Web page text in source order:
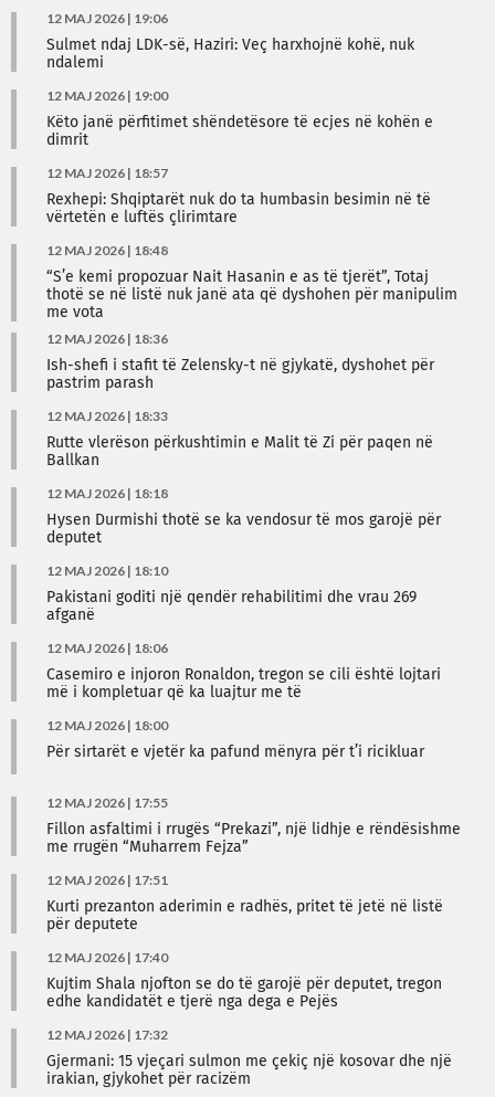
12 MAJ 2026 | 19:06
Sulmet ndaj LDK-së, Haziri: Veç harxhojnë kohë, nuk
ndalemi
12 MAJ 2026 | 19:00
Këto janë përfitimet shëndetësore të ecjes në kohën e
dimrit
12 MAJ 2026 | 18:57
Rexhepi: Shqiptarët nuk do ta humbasin besimin në të
vërtetën e luftës çlirimtare
12 MAJ 2026 | 18:48
“S’e kemi propozuar Nait Hasanin e as të tjerët”, Totaj
thotë se në listë nuk janë ata që dyshohen për manipulim
me vota
12 MAJ 2026 | 18:36
Ish-shefi i stafit të Zelensky-t në gjykatë, dyshohet për
pastrim parash
12 MAJ 2026 | 18:33
Rutte vlerëson përkushtimin e Malit të Zi për paqen në
Ballkan
12 MAJ 2026 | 18:18
Hysen Durmishi thotë se ka vendosur të mos garojë për
deputet
12 MAJ 2026 | 18:10
Pakistani goditi një qendër rehabilitimi dhe vrau 269
afganë
12 MAJ 2026 | 18:06
Casemiro e injoron Ronaldon, tregon se cili është lojtari
më i kompletuar që ka luajtur me të
12 MAJ 2026 | 18:00
Për sirtarët e vjetër ka pafund mënyra për t’i ricikluar
12 MAJ 2026 | 17:55
Fillon asfaltimi i rrugës “Prekazi”, një lidhje e rëndësishme
me rrugën “Muharrem Fejza”
12 MAJ 2026 | 17:51
Kurti prezanton aderimin e radhës, pritet të jetë në listë
për deputete
12 MAJ 2026 | 17:40
Kujtim Shala njofton se do të garojë për deputet, tregon
edhe kandidatët e tjerë nga dega e Pejës
12 MAJ 2026 | 17:32
Gjermani: 15 vjeçari sulmon me çekiç një kosovar dhe një
irakian, gjykohet për racizëm